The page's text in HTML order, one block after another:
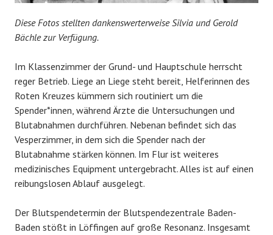
Diese Fotos stellten dankenswerterweise Silvia und Gerold
Bächle zur Verfügung.
Im Klassenzimmer der Grund- und Hauptschule herrscht
reger Betrieb. Liege an Liege steht bereit, Helferinnen des
Roten Kreuzes kümmern sich routiniert um die
Spender*innen, während Ärzte die Untersuchungen und
Blutabnahmen durchführen. Nebenan befindet sich das
Vesperzimmer, in dem sich die Spender nach der
Blutabnahme stärken können. Im Flur ist weiteres
medizinisches Equipment untergebracht. Alles ist auf einen
reibungslosen Ablauf ausgelegt.
Der Blutspendetermin der Blutspendezentrale Baden-
Baden stößt in Löffingen auf große Resonanz. Insgesamt